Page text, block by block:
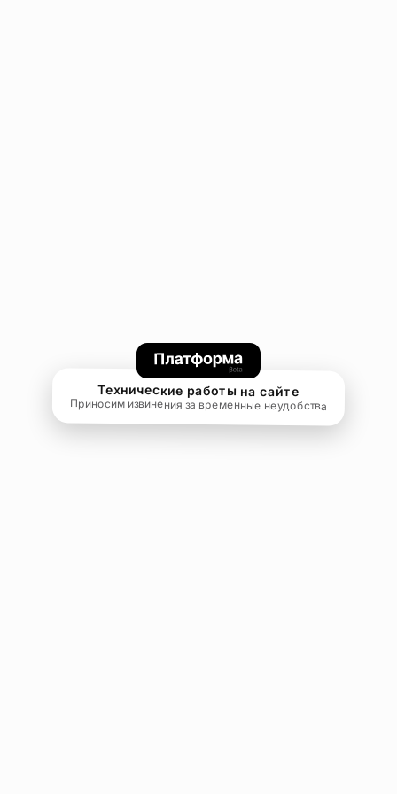
Технические работы на сайте
Приносим извинения за временные неудобства